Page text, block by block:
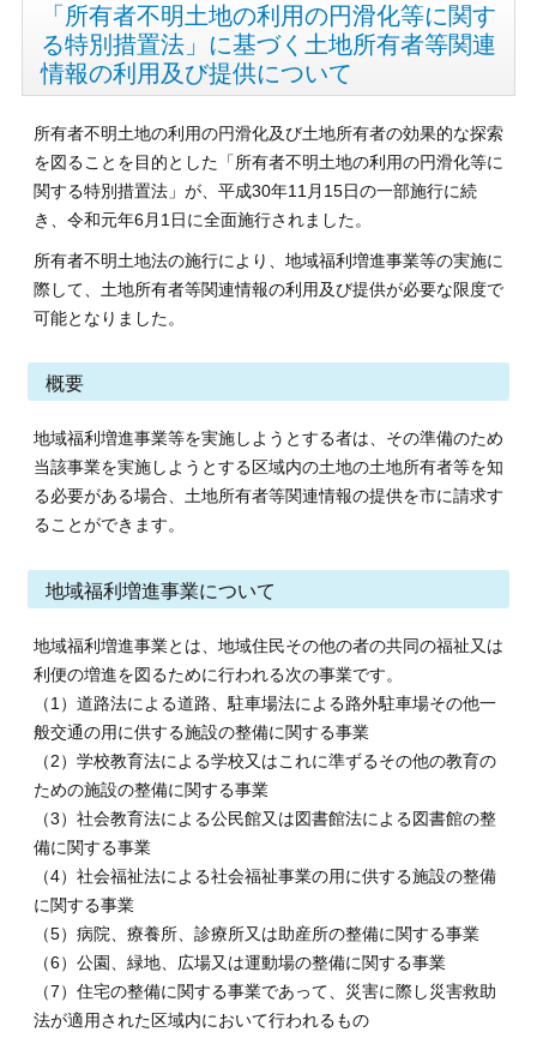
「所有者不明土地の利用の円滑化等に関す
る特別措置法」に基づく土地所有者等関連
情報の利用及び提供について
所有者不明土地の利用の円滑化及び土地所有者の効果的な探索
を図ることを目的とした「所有者不明土地の利用の円滑化等に
関する特別措置法」が、平成30年11月15日の一部施行に続
き、令和元年6月1日に全面施行されました。
所有者不明土地法の施行により、地域福利増進事業等の実施に
際して、土地所有者等関連情報の利用及び提供が必要な限度で
可能となりました。
概要
地域福利増進事業等を実施しようとする者は、その準備のため
当該事業を実施しようとする区域内の土地の土地所有者等を知
る必要がある場合、土地所有者等関連情報の提供を市に請求す
ることができます。
地域福利増進事業について
地域福利増進事業とは、地域住民その他の者の共同の福祉又は
利便の増進を図るために行われる次の事業です。
（1）道路法による道路、駐車場法による路外駐車場その他一
般交通の用に供する施設の整備に関する事業
（2）学校教育法による学校又はこれに準ずるその他の教育の
ための施設の整備に関する事業
（3）社会教育法による公民館又は図書館法による図書館の整
備に関する事業
（4）社会福祉法による社会福祉事業の用に供する施設の整備
に関する事業
（5）病院、療養所、診療所又は助産所の整備に関する事業
（6）公園、緑地、広場又は運動場の整備に関する事業
（7）住宅の整備に関する事業であって、災害に際し災害救助
法が適用された区域内において行われるもの